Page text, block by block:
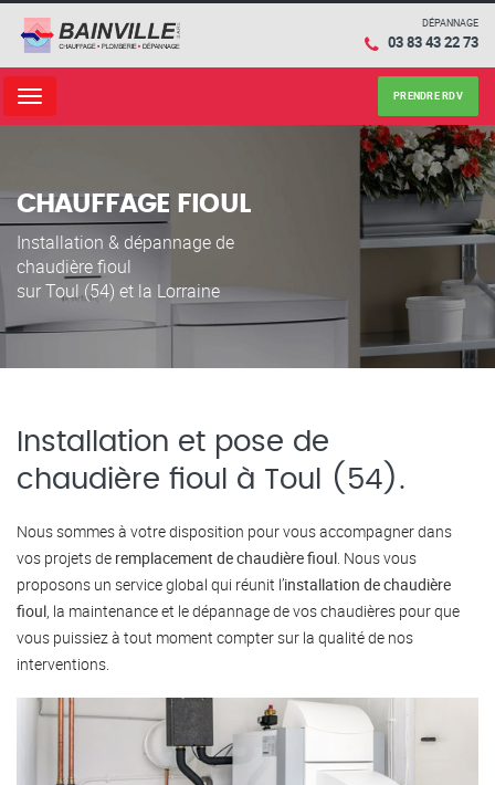
DÉPANNAGE
03 83 43 22 73
Menu PRENDRE RDV
CHAUFFAGE FIOUL
Installation & dépannage de
chaudière fioul
sur Toul (54) et la Lorraine
Installation et pose de
chaudière fioul à Toul (54).
Nous sommes à votre disposition pour vous accompagner dans
vos projets de remplacement de chaudière fioul . Nous vous
proposons un service global qui réunit l’installation de chaudière
fioul , la maintenance et le dépannage de vos chaudières pour que
vous puissiez à tout moment compter sur la qualité de nos
interventions.